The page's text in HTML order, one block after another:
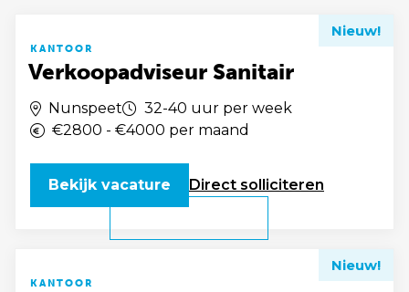
KANTOOR
Verkoopadviseur Sanitair
Nieuw!
Nunspeet
32-40 uur per week
€2800 - €4000 per maand
Direct solliciteren
Bekijk vacature
KANTOOR
Nieuw!